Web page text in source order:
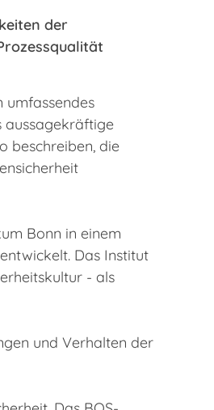
der
umfassendes
aussagekräftige
beschreiben, die
Bonn in einem
Das Institut
- als
und Verhalten der